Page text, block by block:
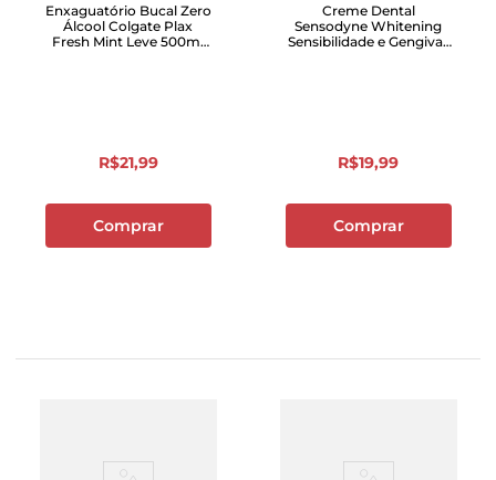
Enxaguatório Bucal Zero
Álcool Colgate Plax
Fresh Mint Leve 500ml
R$21,99
Comprar
Creme Dental
Sensodyne Whitening
Sensibilidade e Gengivas
R$19,99
Comprar